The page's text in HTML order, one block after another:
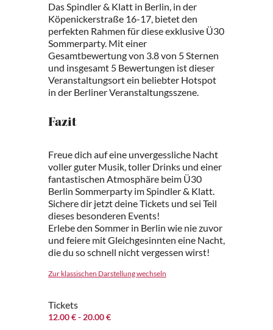
Das Spindler & Klatt in Berlin, in der
Köpenickerstraße 16-17, bietet den
perfekten Rahmen für diese exklusive Ü30
Sommerparty. Mit einer
Gesamtbewertung von 3.8 von 5 Sternen
und insgesamt 5 Bewertungen ist dieser
Veranstaltungsort ein beliebter Hotspot
in der Berliner Veranstaltungsszene.
Fazit
Freue dich auf eine unvergessliche Nacht
voller guter Musik, toller Drinks und einer
fantastischen Atmosphäre beim Ü30
Berlin Sommerparty im Spindler & Klatt.
Sichere dir jetzt deine Tickets und sei Teil
dieses besonderen Events!
Erlebe den Sommer in Berlin wie nie zuvor
und feiere mit Gleichgesinnten eine Nacht,
die du so schnell nicht vergessen wirst!
Zur klassischen Darstellung wechseln
Tickets
12.00 €- 20.00 €